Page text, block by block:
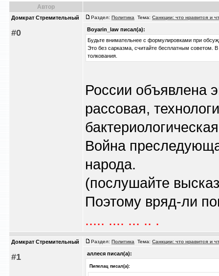
Автор
Домкрат Стремительный
#0
Раздел: Политика Тема: Санкции: что нравится и
Boyarin_law писал(а):
Будьте внимательнее с формулировками при
Это без сарказма, считайте бесплатным советом.
толкования.
России объявлена
рассовая,
Война
народа.
(послушайте
Поэтому вряд-ли
..... .... ... .. .
Домкрат Стремительный
#1
Раздел: Политика Тема: Санкции: что нравится и
аллеся писал(а):
Пипелац писал(а):